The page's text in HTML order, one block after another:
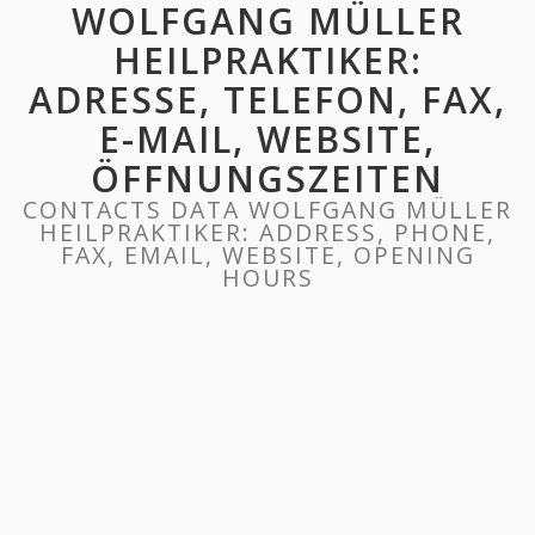
WOLFGANG MÜLLER
HEILPRAKTIKER:
ADRESSE, TELEFON, FAX,
E-MAIL, WEBSITE,
ÖFFNUNGSZEITEN
CONTACTS DATA WOLFGANG MÜLLER
HEILPRAKTIKER: ADDRESS, PHONE,
FAX, EMAIL, WEBSITE, OPENING
HOURS